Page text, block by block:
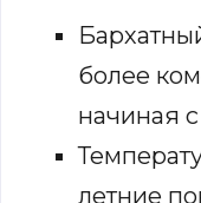
более
начиная
летние